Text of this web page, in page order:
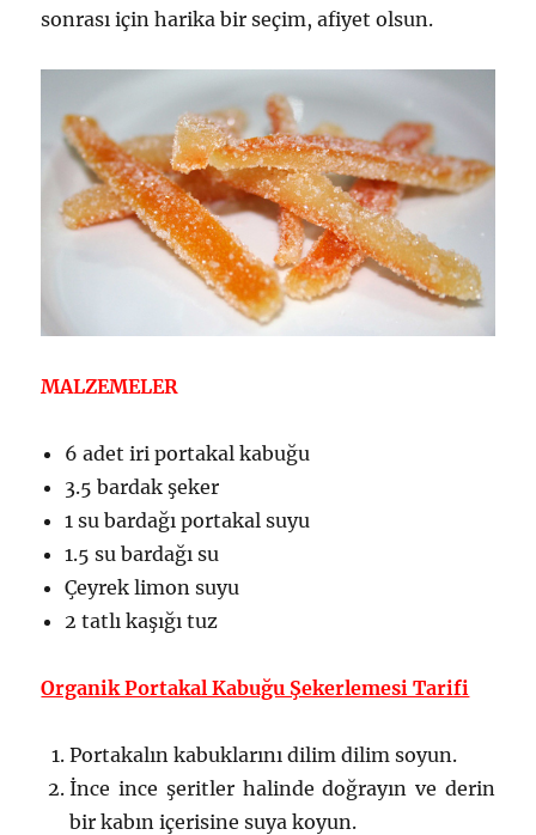
sonrası için harika bir seçim, afiyet olsun.
MALZEMELER
6 adet iri portakal kabuğu
3.5 bardak şeker
1 su bardağı portakal suyu
1.5 su bardağı su
Çeyrek limon suyu
2 tatlı kaşığı tuz
Organik Portakal Kabuğu Şekerlemesi Tarifi
Portakalın kabuklarını dilim dilim soyun.
İnce ince şeritler halinde doğrayın ve derin
bir kabın içerisine suya koyun.